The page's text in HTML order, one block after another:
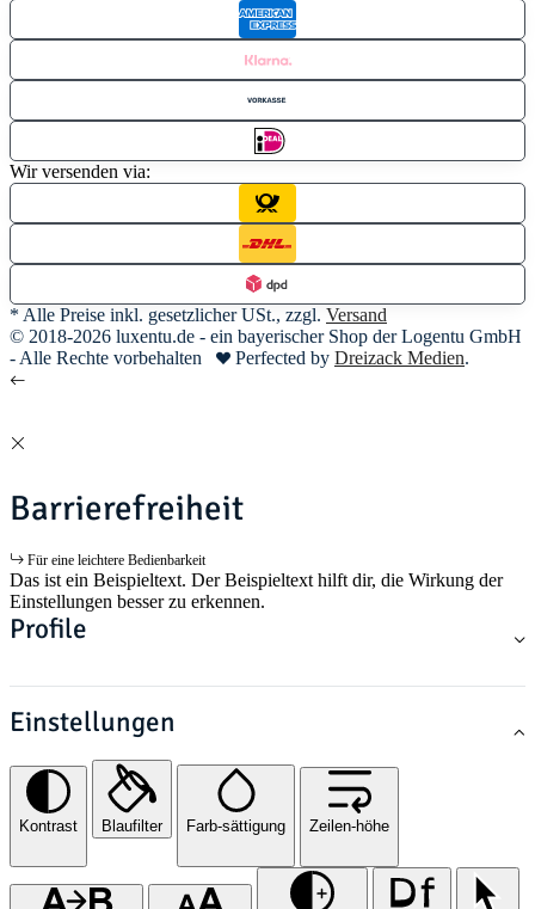
Wir versenden via:
* Alle Preise inkl. gesetzlicher USt., zzgl. Versand
© 2018-2026 luxentu.de - ein bayerischer Shop der Logentu GmbH
- Alle Rechte vorbehalten
Perfected by Dreizack Medien.
Barrierefreiheit
Für eine leichtere Bedienbarkeit
Das ist ein Beispieltext. Der Beispieltext hilft dir, die Wirkung der
Einstellungen besser zu erkennen.
Profile
Einstellungen
Kontrast Blaufilter Farb-sättigung Zeilen-höhe